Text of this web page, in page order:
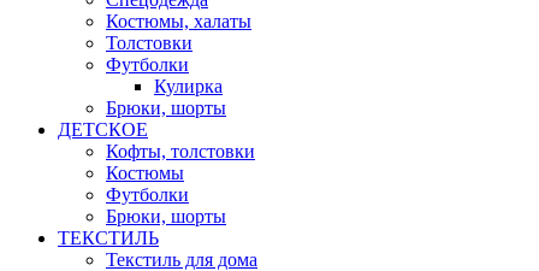
Костюмы, халаты
Толстовки
Футболки
Кулирка
Брюки, шорты
ДЕТСКОЕ
Кофты, толстовки
Костюмы
Футболки
Брюки, шорты
ТЕКСТИЛЬ
Текстиль для дома